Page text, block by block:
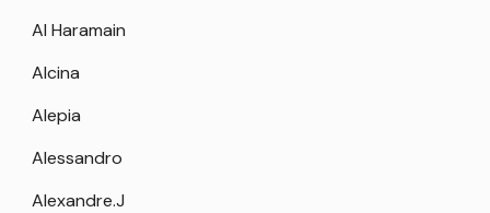
Al Haramain
Alcina
Alepia
Alessandro
Alexandre.J